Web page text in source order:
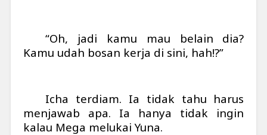
“Oh, jadi kamu mau belain dia?
Kamu udah bosan kerja di sini, hah!?”
Icha terdiam. Ia tidak tahu harus
menjawab apa. Ia hanya tidak ingin
kalau Mega melukai Yuna.